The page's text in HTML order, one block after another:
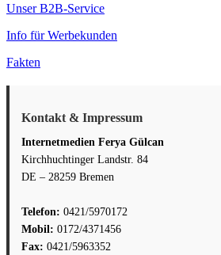
Unser B2B-Service
Info für Werbekunden
Fakten
Kontakt & Impressum
Internetmedien Ferya Gülcan
Kirchhuchtinger Landstr. 84
DE – 28259 Bremen
Telefon: 0421/5970172
Mobil: 0172/4371456
Fax: 0421/5963352